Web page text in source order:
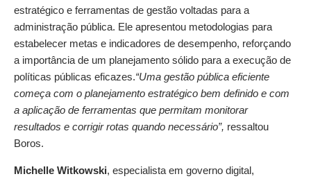
estratégico e ferramentas de gestão voltadas para a
administração pública. Ele apresentou metodologias para
estabelecer metas e indicadores de desempenho, reforçando
a importância de um planejamento sólido para a execução de
políticas públicas eficazes.“Uma gestão pública eficiente
começa com o planejamento estratégico bem definido e com
a aplicação de ferramentas que permitam monitorar
resultados e corrigir rotas quando necessário”, ressaltou
Boros.
Michelle Witkowski, especialista em governo digital,